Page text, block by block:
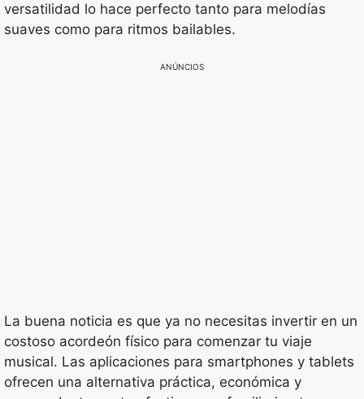
versatilidad lo hace perfecto tanto para melodías
suaves como para ritmos bailables.
ANÚNCIOS
La buena noticia es que ya no necesitas invertir en un
costoso acordeón físico para comenzar tu viaje
musical. Las aplicaciones para smartphones y tablets
ofrecen una alternativa práctica, económica y